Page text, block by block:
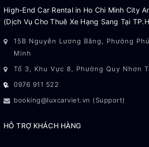
High-End Car Rental in Ho Chi Minh City
(Dịch Vụ Cho Thuê Xe Hạng Sang Tại
15B Nguyễn Lương Bằng, Phường
Minh
Tổ 3, Khu Vực 8, Phường Quy Nhơn
0976 911 522
booking@luxcarviet.vn (Support)
HỖ TRỢ KHÁCH HÀNG